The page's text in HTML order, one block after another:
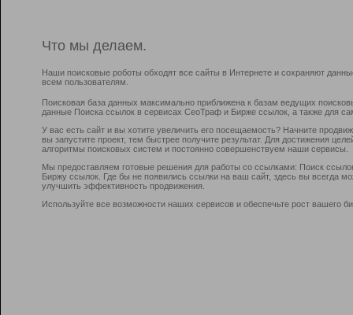
Что мы делаем.
Наши поисковые роботы обходят все сайты в Интернете и сохраняют
всем пользователям.
Поисковая база данных максимально приближена к базам ведущих
данные Поиска ссылок в сервисах СеоТраф и Бирже ссылок, а также для
У вас есть сайт и вы хотите увеличить его посещаемость? Начните
вы запустите проект, тем быстрее получите результат. Для достижения
алгоритмы поисковых систем и постоянно совершенствуем наши сервисы.
Мы предоставляем готовые решения для работы со ссылками: Поиск
Биржу ссылок. Где бы не появились ссылки на ваш сайт, здесь вы всегда
улучшить эффективность продвижения.
Используйте все возможности наших сервисов и обеспечьте рост вашего